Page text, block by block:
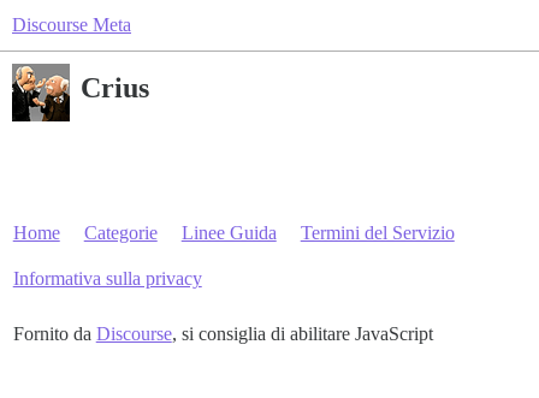
Discourse Meta
Crius
Home Categorie Linee Guida Termini del Servizio
Informativa sulla privacy
Fornito da Discourse, si consiglia di abilitare JavaScript